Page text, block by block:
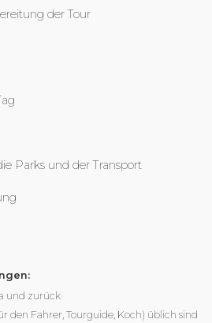
der Tour
Parks und der Transport
und zurück
den Fahrer, Tourguide, Koch) üblich sind